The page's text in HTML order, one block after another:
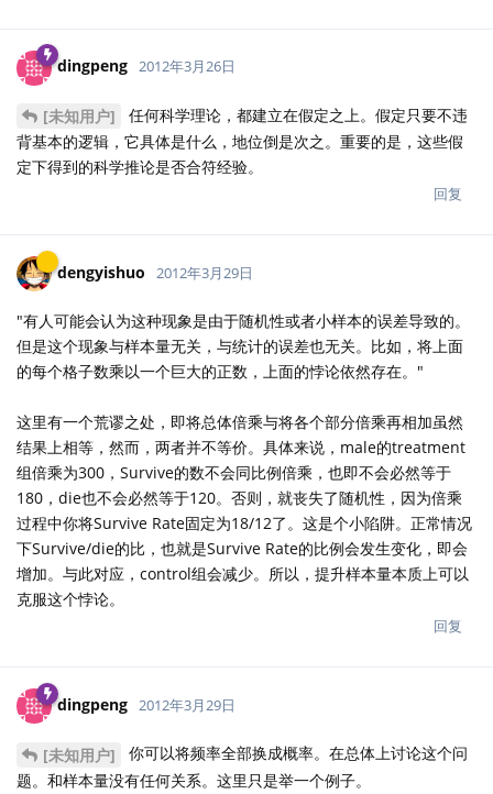
dingpeng 2012年3月26日
[未知用户]
任何科学理论，都建立在假定之上。假定只要不违
背基本的逻辑，它具体是什么，地位倒是次之。重要的是，这些假
定下得到的科学推论是否合符经验。
回复
dengyishuo 2012年3月29日
"有人可能会认为这种现象是由于随机性或者小样本的误差导致的。
但是这个现象与样本量无关，与统计的误差也无关。比如，将上面
的每个格子数乘以一个巨大的正数，上面的悖论依然存在。"
这里有一个荒谬之处，即将总体倍乘与将各个部分倍乘再相加虽然
结果上相等，然而，两者并不等价。具体来说，male的treatment
组倍乘为300，Survive的数不会同比例倍乘，也即不会必然等于
180，die也不会必然等于120。否则，就丧失了随机性，因为倍乘
过程中你将Survive Rate固定为18/12了。这是个小陷阱。正常情况
下Survive/die的比，也就是Survive Rate的比例会发生变化，即会
增加。与此对应，control组会减少。所以，提升样本量本质上可以
克服这个悖论。
回复
dingpeng 2012年3月29日
[未知用户]
你可以将频率全部换成概率。在总体上讨论这个问
题。和样本量没有任何关系。这里只是举一个例子。